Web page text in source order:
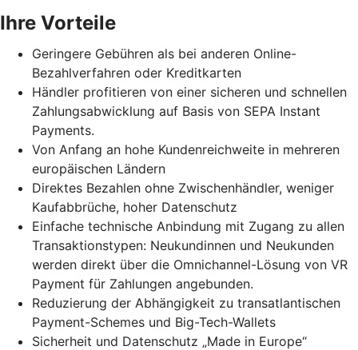
Ihre Vorteile
Geringere Gebühren als bei anderen Online-
Bezahlverfahren oder Kreditkarten
Händler profitieren von einer sicheren und schnellen
Zahlungsabwicklung auf Basis von SEPA Instant
Payments.
Von Anfang an hohe Kundenreichweite in mehreren
europäischen Ländern
Direktes Bezahlen ohne Zwischenhändler, weniger
Kaufabbrüche, hoher Datenschutz
Einfache technische Anbindung mit Zugang zu allen
Transaktionstypen: Neukundinnen und Neukunden
werden direkt über die Omnichannel-Lösung von VR
Payment für Zahlungen angebunden.
Reduzierung der Abhängigkeit zu transatlantischen
Payment-Schemes und Big-Tech-Wallets
Sicherheit und Datenschutz „Made in Europe“